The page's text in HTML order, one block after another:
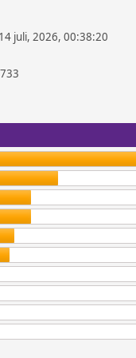
juli, 2026, 00:38:20